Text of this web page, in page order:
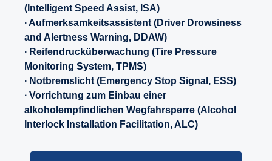
(Intelligent Speed Assist, ISA)
∙ Aufmerksamkeitsassistent (Driver Drowsiness
and Alertness Warning, DDAW)
∙ Reifendrucküberwachung (Tire Pressure
Monitoring System, TPMS)
∙ Notbremslicht (Emergency Stop Signal, ESS)
∙ Vorrichtung zum Einbau einer
alkoholempfindlichen Wegfahrsperre (Alcohol
Interlock Installation Facilitation, ALC)